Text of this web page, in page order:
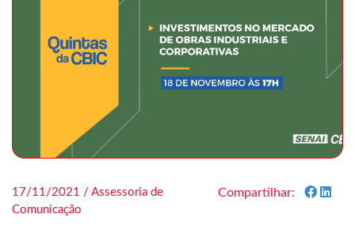
17/11/2021 / Assessoria de
Comunicação
Compartilhar: